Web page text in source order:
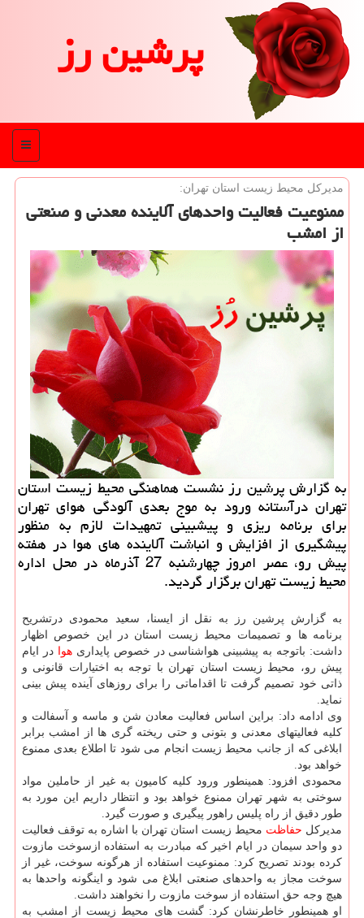
پرشین رز
منو
مدیركل محیط زیست استان تهران:
ممنوعیت فعالیت واحدهای آلاینده معدنی و صنعتی
از امشب
به گزارش پرشین رز نشست هماهنگی محیط زیست استان
تهران درآستانه ورود به موج بعدی آلودگی هوای تهران
برای برنامه ریزی و پیشبینی تمهیدات لازم به منظور
پیشگیری از افزایش و انباشت آلاینده های هوا در هفته
پیش رو، عصر امروز چهارشنبه 27 آذرماه در محل اداره
محیط زیست تهران برگزار گردید.
به گزارش پرشین رز به نقل از ایسنا، سعید محمودی درتشریح
برنامه ها و تصمیمات محیط زیست استان در این خصوص اظهار
داشت: باتوجه به پیشبینی هواشناسی در خصوص پایداریهوا در ایام
پیش رو، محیط زیست استان تهران با توجه به اختیارات قانونی و
ذاتی خود تصمیم گرفت تا اقداماتی را برای روزهای آینده پیش بینی
نماید.
وی ادامه داد: براین اساس فعالیت معادن شن و ماسه و آسفالت و
كلیه فعالیتهای معدنی و بتونی و حتی ریخته گری ها از امشب برابر
ابلاغی كه از جانب محیط زیست انجام می شود تا اطلاع بعدی ممنوع
خواهد بود.
محمودی افزود: همینطور ورود كلیه كامیون به غیر از حاملین مواد
سوختی به شهر تهران ممنوع خواهد بود و انتظار داریم این مورد به
طور دقیق از راه پلیس راهور پیگیری و صورت گیرد.
مدیركل حفاظت محیط زیست استان تهران با اشاره به توقف فعالیت
دو واحد سیمان در ایام اخیر كه مبادرت به استفاده ازسوخت مازوت
كرده بودند تصریح كرد: ممنوعیت استفاده از هرگونه سوخت، غیر از
سوخت مجاز به واحدهای صنعتی ابلاغ می شود و اینگونه واحدها به
هیچ وجه حق استفاده از سوخت مازوت را نخواهند داشت.
او همینطور خاطرنشان كرد: گشت های محیط زیست از امشب به